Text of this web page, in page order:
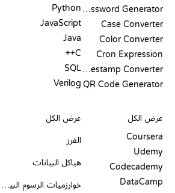
Password Generator
Case Converter
Color Converter
Cron Expression
Timestamp Converter
QR Code Generator
Python
JavaScript
Java
C++
SQL
Verilog
عرض الكل
Coursera
Udemy
Codecademy
DataCamp
عرض الكل
الفرز
هياكل البيانات
خوارزميات الرسوم البيانية